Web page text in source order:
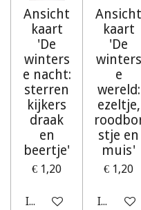
Ansicht
kaart
'De
winters
e nacht:
sterren
kijkers
draak
en
beertje'
€ 1,20
In winkelwagen
Ansicht
kaart
'De
winters
e
wereld:
ezeltje,
stje en
muis'
€ 1,20
In